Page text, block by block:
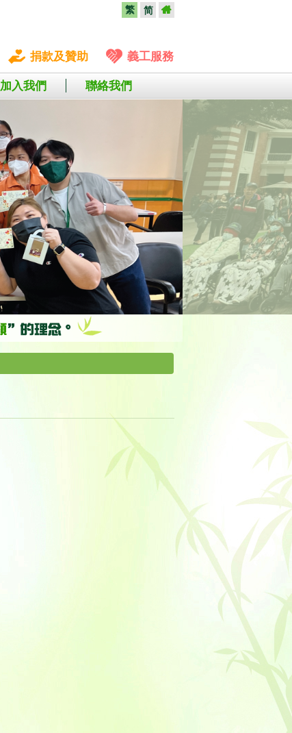
繁 简
加入我們 聯絡我們
捐款及贊助 義工服務